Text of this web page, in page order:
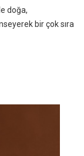
doğa,
bir çok sıra